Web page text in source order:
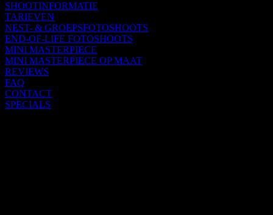
SHOOTINFORMATIE
TARIEVEN
NEST- & GROEPSFOTOSHOOTS
END-OF-LIFE FOTOSHOOTS
MINI MASTERPIECE
MINI MASTERPIECE OP MAAT
REVIEWS
FAQ
CONTACT
SPECIALS